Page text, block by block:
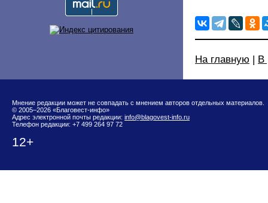
На главную | В
Мнение редакции может не совпадать с мнением авторов отдельных материалов.
© 2005–2026 «Благовест-инфо»
Адрес электронной почты редакции: info@blagovest-info.ru
Телефон редакции: +7 499 264 97 72
12+